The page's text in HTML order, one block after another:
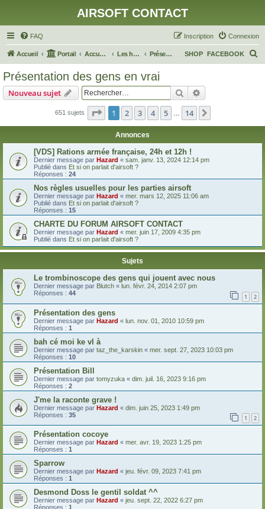
AIRSOFT CONTACT
FAQ Connexion
Inscription
Accueil Portail Accueil du forum Les habitants de ce monde Présentation des gens en vrai
r
FACEBOOK
SHOP
Présentation des gens en vrai
Nouveau sujet Rechercher
651 sujets Page 1sur14
1 2 3 4 5 14
Annonces
[VDS] Rations armée française, 24h et 12h !
Dernier message par Hazard « sam. janv. 13, 2024 12:14 pm
Publié dans Et si on parlait d'airsoft ?
Réponses : 24
Nos règles usuelles pour les parties airsoft
Dernier message par Hazard « mer. mars 12, 2025 11:06 am
Publié dans Et si on parlait d'airsoft ?
Réponses : 15
CHARTE DU FORUM AIRSOFT CONTACT
Dernier message par Hazard « mer. juin 17, 2009 4:35 pm
Publié dans Et si on parlait d'airsoft ?
Sujets
Le trombinoscope des gens qui jouent avec nous
Dernier message par Blutch « lun. févr. 24, 2014 2:07 pm
Réponses : 44 1 2
Présentation des gens
Dernier message par Hazard « lun. nov. 01, 2010 10:59 pm
Réponses : 1
bah cé moi ke vl à
Dernier message par taz_the_karskin « mer. sept. 27, 2023 10:03 pm
Réponses : 10
Présentation Bill
Dernier message par tomyzuka « dim. juil. 16, 2023 9:16 pm
Réponses : 2
J'me la raconte grave !
Dernier message par Hazard « dim. juin 25, 2023 1:49 pm
Réponses : 35 1 2
Présentation cocoye
Dernier message par Hazard « mer. avr. 19, 2023 1:25 pm
Réponses : 1
Sparrow
Dernier message par Hazard « jeu. févr. 09, 2023 7:41 pm
Réponses : 1
Desmond Doss le gentil soldat ^^
Dernier message par Hazard « jeu. sept. 22, 2022 6:27 pm
Réponses : 1